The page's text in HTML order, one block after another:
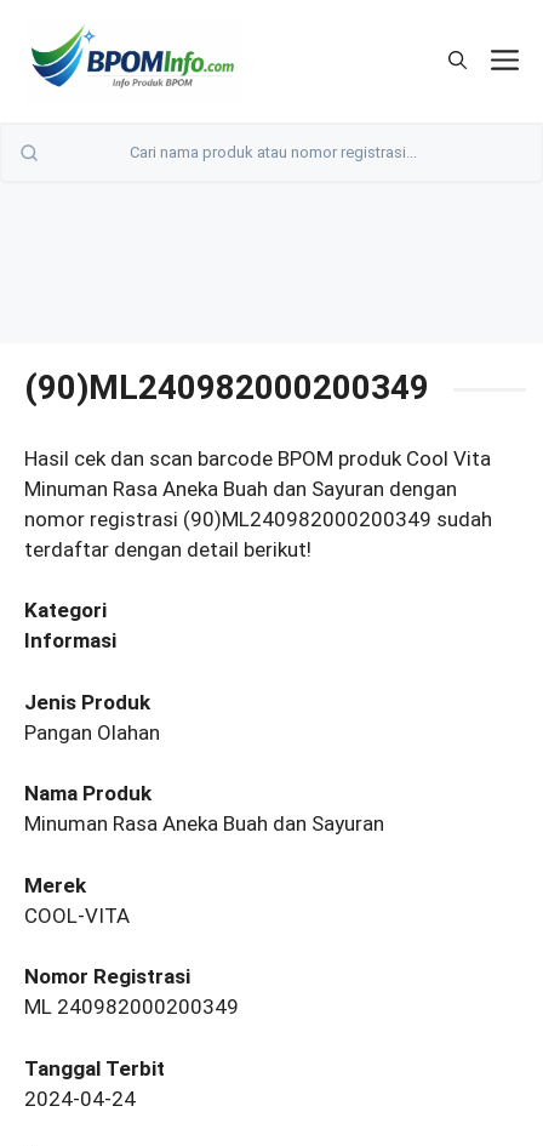
(90)ML240982000200349
Hasil cek dan scan barcode BPOM produk Cool Vita
Minuman Rasa Aneka Buah dan Sayuran dengan
nomor registrasi (90)ML240982000200349 sudah
terdaftar dengan detail berikut!
Kategori
Informasi
Jenis Produk
Pangan Olahan
Nama Produk
Minuman Rasa Aneka Buah dan Sayuran
Merek
COOL-VITA
Nomor Registrasi
ML 240982000200349
Tanggal Terbit
2024-04-24